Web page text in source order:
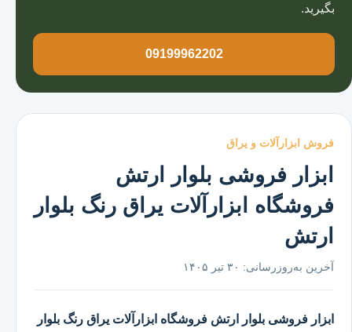
فروش ابزارآلات و یراق
ابزار فروشی بلوار ارتش
فروشگاه ابزارآلات یراق رنگ بلوار
ارتش
آخرین به‌روزرسانی: ۳۰ تیر ۱۴۰۵
ابزار فروشی بلوار ارتش فروشگاه ابزارآلات یراق رنگ بلوار
بگیرید.
09199962202